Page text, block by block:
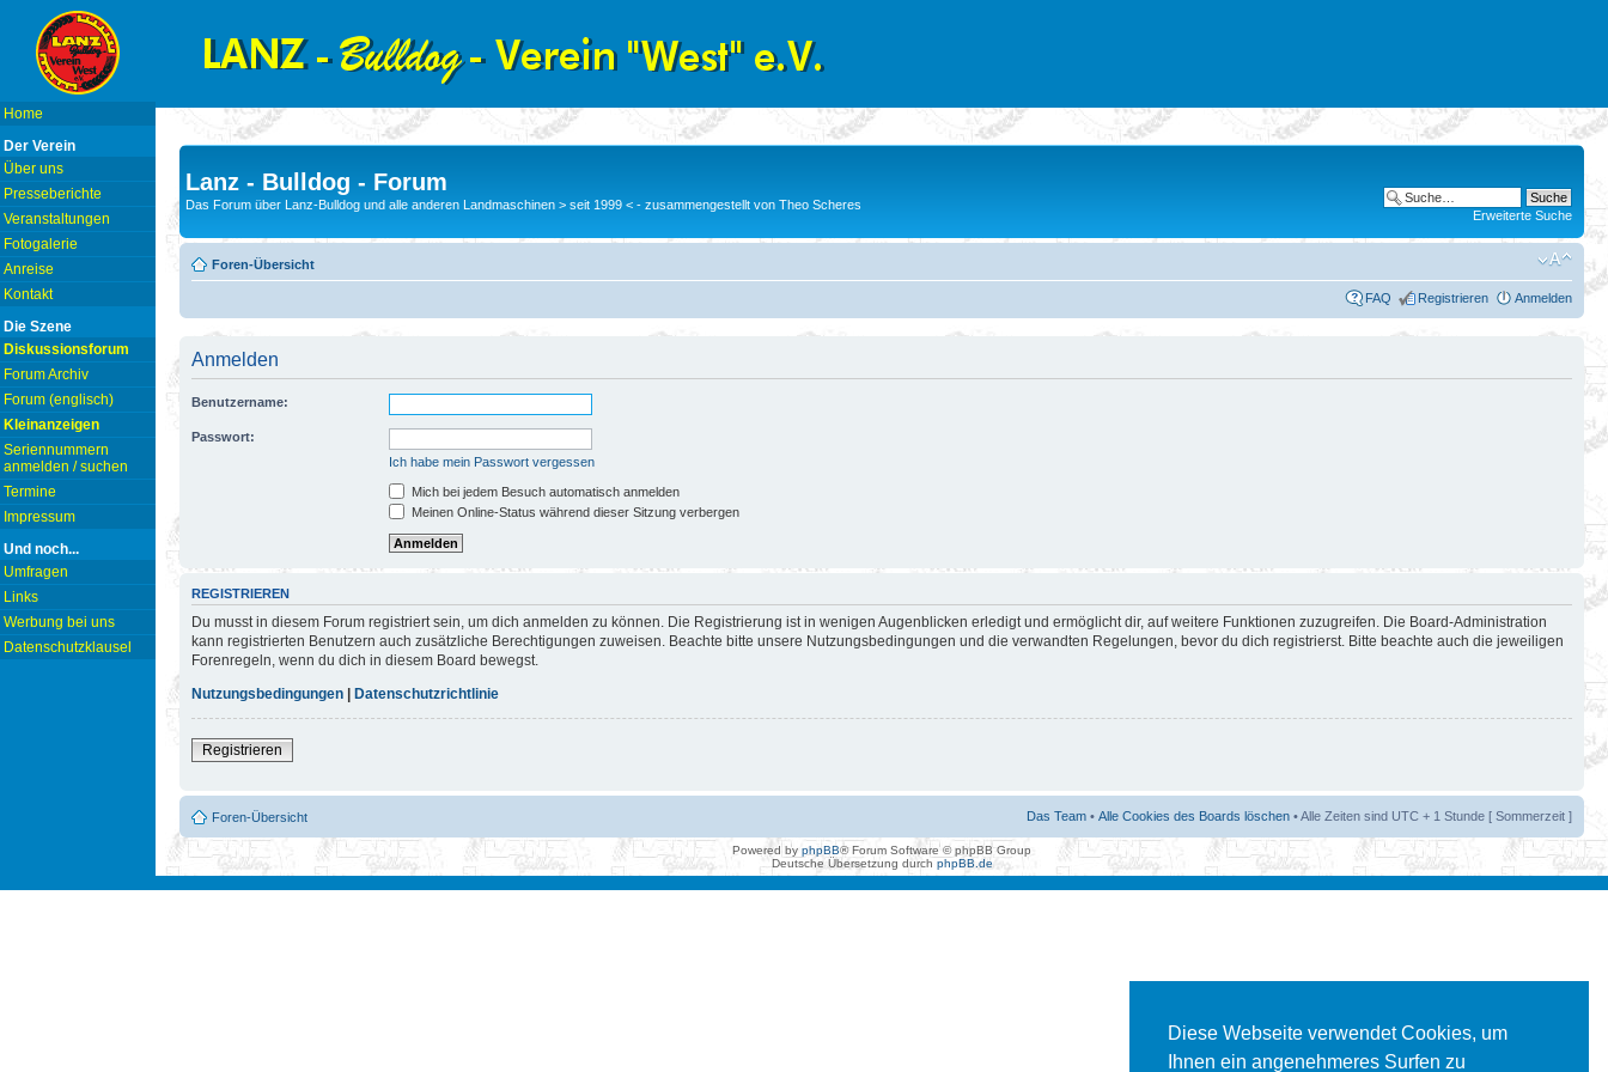
Diese Webseite verwendet Cookies, um
Ihnen ein angenehmeres Surfen zu
Home
Der Verein
Über uns
Presseberichte
Veranstaltungen
Fotogalerie
Anreise
Kontakt
Die Szene
Diskussionsforum
Forum Archiv
Forum (englisch)
Kleinanzeigen
Seriennummern
anmelden / suchen
Termine
Impressum
Und noch...
Umfragen
Links
Werbung bei uns
Datenschutzklausel
Lanz - Bulldog - Forum
Das Forum über Lanz-Bulldog und alle anderen Landmaschinen > seit 1999 < - zusammengestellt von Theo Scheres
Erweiterte Suche
Foren-Übersicht
FAQ Registrieren Anmelden
Anmelden
Benutzername:
Passwort:
Ich habe mein Passwort vergessen
Mich bei jedem Besuch automatisch anmelden
Meinen Online-Status während dieser Sitzung verbergen
REGISTRIEREN
Du musst in diesem Forum registriert sein, um dich anmelden zu können. Die Registrierung ist in wenigen Augenblicken erledigt und ermöglicht dir, auf weitere Funktionen zuzugreifen. Die Board-Administration
kann registrierten Benutzern auch zusätzliche Berechtigungen zuweisen. Beachte bitte unsere Nutzungsbedingungen und die verwandten Regelungen, bevor du dich registrierst. Bitte beachte auch die jeweiligen
Forenregeln, wenn du dich in diesem Board bewegst.
Nutzungsbedingungen | Datenschutzrichtlinie
Registrieren
Foren-Übersicht Das Team • Alle Cookies des Boards löschen • Alle Zeiten sind UTC + 1 Stunde [ Sommerzeit ]
Powered by phpBB® Forum Software © phpBB Group
Deutsche Übersetzung durch phpBB.de